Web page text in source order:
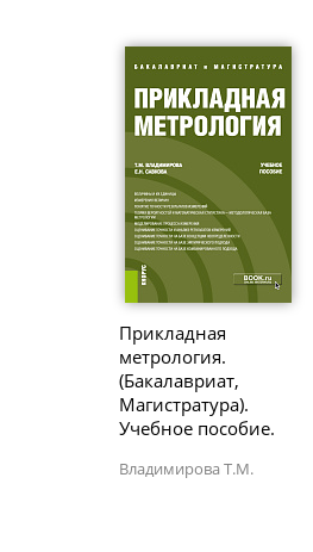
Прикладная
метрология.
(Бакалавриат,
Магистратура).
Учебное пособие.
Владимирова Т.М.